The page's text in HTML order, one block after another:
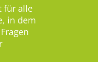
für alle
in dem